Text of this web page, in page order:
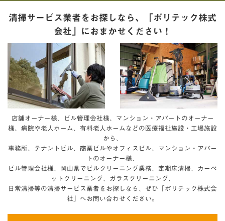
清掃サービス業者をお探しなら、「ポリテック株式
会社」におまかせください！
店舗オーナー様、ビル管理会社様、マンション・アパートのオーナー
様、病院や老人ホーム、有料老人ホームなどの医療福祉施設・工場施設
から、
事務所、テナントビル、商業ビルやオフィスビル、マンション・アパー
トのオーナー様、
ビル管理会社様、岡山県でビルクリーニング業務、定期床清掃、カーペ
ットクリーニング、ガラスクリーニング、
日常清掃等の清掃サービス業者をお探しなら、ぜひ「ポリテック株式会
社」へお問い合わせください。